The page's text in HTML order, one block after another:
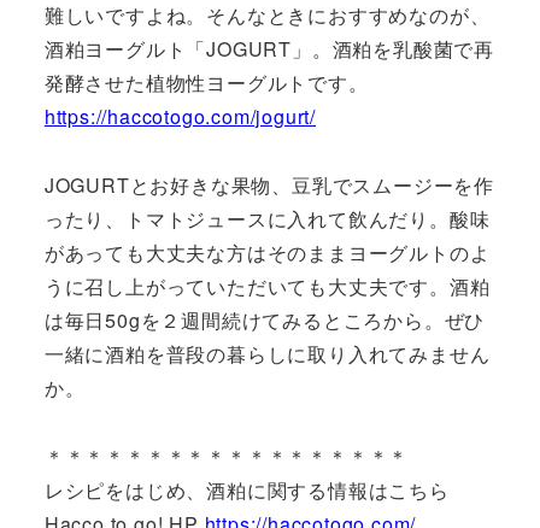
難しいですよね。そんなときにおすすめなのが、
酒粕ヨーグルト「JOGURT」。酒粕を乳酸菌で再
発酵させた植物性ヨーグルトです。
https://haccotogo.com/jogurt/
JOGURTとお好きな果物、豆乳でスムージーを作
ったり、トマトジュースに入れて飲んだり。酸味
があっても大丈夫な方はそのままヨーグルトのよ
うに召し上がっていただいても大丈夫です。酒粕
は毎日50gを２週間続けてみるところから。ぜひ
一緒に酒粕を普段の暮らしに取り入れてみません
か。
＊＊＊＊＊＊＊＊＊＊＊＊＊＊＊＊＊＊
レシピをはじめ、酒粕に関する情報はこちら